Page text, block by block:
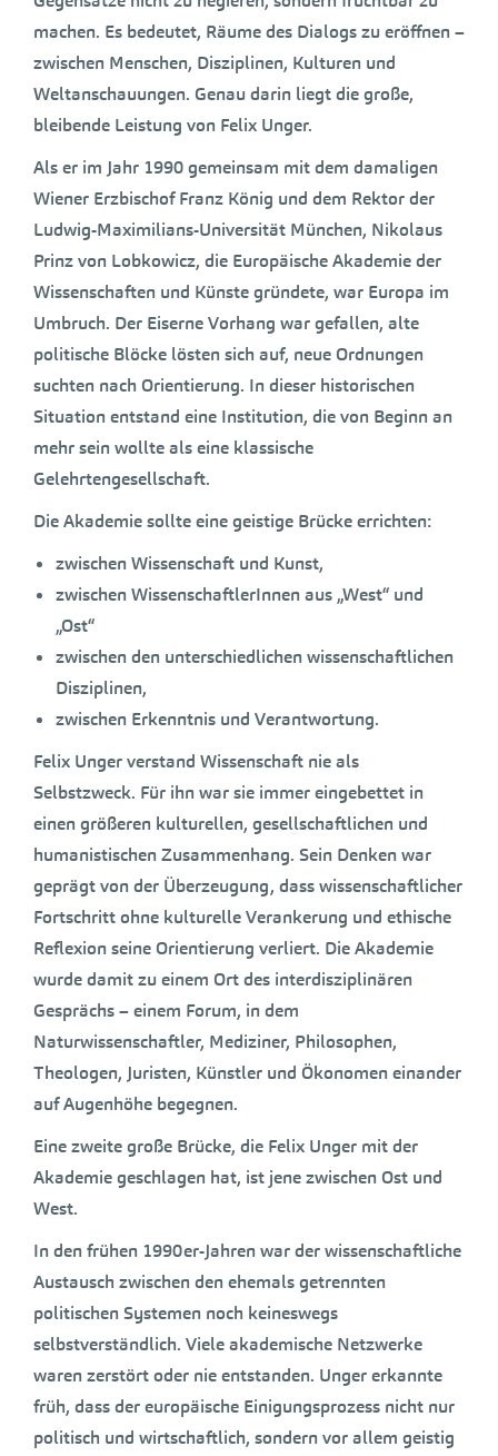
machen. Es bedeutet, Räume des Dialogs zu eröffnen –
zwischen Menschen, Disziplinen, Kulturen und
Weltanschauungen. Genau darin liegt die große,
bleibende Leistung von Felix Unger.
Als er im Jahr 1990 gemeinsam mit dem damaligen
Wiener Erzbischof Franz König und dem Rektor der
Ludwig-Maximilians-Universität München, Nikolaus
Prinz von Lobkowicz, die Europäische Akademie der
Wissenschaften und Künste gründete, war Europa im
Umbruch. Der Eiserne Vorhang war gefallen, alte
politische Blöcke lösten sich auf, neue Ordnungen
suchten nach Orientierung. In dieser historischen
Situation entstand eine Institution, die von Beginn an
mehr sein wollte als eine klassische
Gelehrtengesellschaft.
Die Akademie sollte eine geistige Brücke errichten:
zwischen Wissenschaft und Kunst,
zwischen WissenschaftlerInnen aus „West“ und
„Ost“
zwischen den unterschiedlichen wissenschaftlichen
Disziplinen,
zwischen Erkenntnis und Verantwortung.
Felix Unger verstand Wissenschaft nie als
Selbstzweck. Für ihn war sie immer eingebettet in
einen größeren kulturellen, gesellschaftlichen und
humanistischen Zusammenhang. Sein Denken war
geprägt von der Überzeugung, dass wissenschaftlicher
Fortschritt ohne kulturelle Verankerung und ethische
Reflexion seine Orientierung verliert. Die Akademie
wurde damit zu einem Ort des interdisziplinären
Gesprächs – einem Forum, in dem
Naturwissenschaftler, Mediziner, Philosophen,
Theologen, Juristen, Künstler und Ökonomen einander
auf Augenhöhe begegnen.
Eine zweite große Brücke, die Felix Unger mit der
Akademie geschlagen hat, ist jene zwischen Ost und
West.
In den frühen 1990er-Jahren war der wissenschaftliche
Austausch zwischen den ehemals getrennten
politischen Systemen noch keineswegs
selbstverständlich. Viele akademische Netzwerke
waren zerstört oder nie entstanden. Unger erkannte
früh, dass der europäische Einigungsprozess nicht nur
politisch und wirtschaftlich, sondern vor allem geistig